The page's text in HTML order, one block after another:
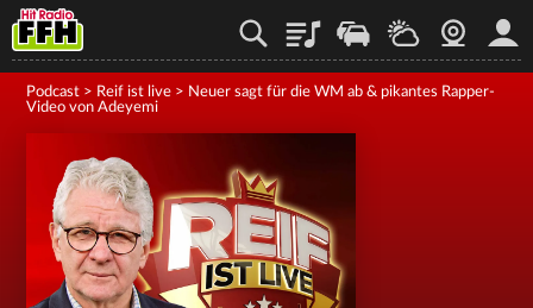
PlaylistStaupilotWetterWebcam
Podcast > Reif ist live > Neuer sagt für die WM ab & pikantes Rapper-
Video von Adeyemi